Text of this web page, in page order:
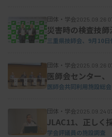
院）は、臨床の現場では
報告することが多いと指
があることを医師に伝え
要とした。また、小児患
説明ができることも重要
団体・学会2025.09.26
災害時の検査技
三重県技師会、9月10日
団体・学会2025.09.26
医師会センター
医師会共同利用施設総
団体・学会2025.09.24
JLAC11、正しく
学会評議員の施設調査